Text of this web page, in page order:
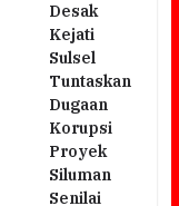
Desak
Kejati
Sulsel
Tuntaskan
Dugaan
Korupsi
Proyek
Siluman
Senilai